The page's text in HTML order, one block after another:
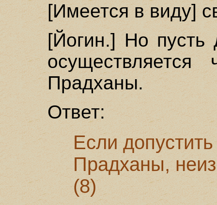
[Имеется в виду]
[Йогин.] Но пусть
Прадханы.
Ответ:
Если
Прадханы,
(8)